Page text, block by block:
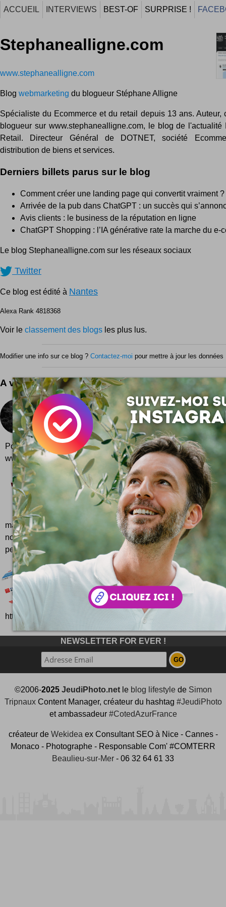
ACCUEIL INTERVIEWS BEST-OF SURPRISE !
Stephanealligne.com
www.stephanealligne.com
Blog webmarketing du blogueur Stéphane Alligne
Spécialiste du Ecommerce et du retail depuis 13 ans. Auteur,
blogueur sur www.stephanealligne.com, le blog de l'actualité
Retail. Directeur Général de DOTNET, société
distribution de biens et services.
Derniers billets parus sur le blog
Comment créer une landing page qui convertit vraiment ?
Arrivée de la pub dans ChatGPT : un succès qui
Avis clients : le business de la réputation en ligne
ChatGPT Shopping : l’IA générative rate la marche du e-
Le blog Stephanealligne.com sur les réseaux sociaux
Twitter
Ce blog est édité à Nantes
Alexa Rank 4818368
Voir le classement des blogs les plus lus.
Modifier une info sur ce blog ? Contactez-moi pour mettre à jour les données
A voir aussi ...
Fotonotes
Fotonotes permet d'annoter des images comme
un script PHP à télécharger gratuitement, avec une
Pour télécharger et installer Fotonotes sur votre serveur,
www.fotonotes.net
Mettez vos enfants au parfum !
Nougatine s'annonce comme le royaume des
un univers magique aux parfums gourmands !
marque #cosméto 100% française à la fraise. Balaise !
nous, vous l'auriez certainement remarqué, on est pas
petits, d'abord.
Scoopeo ferme le 6 mai
Info ou intox ? Le digg-like belge Scoopeo
service le 6 mai prochain Lu sur le blog officiel de
http://blog.scoopeo.com/2009/04/28/the-end-of-the-road/
NEWSLETTER FOR EVER !
©2006-2025 JeudiPhoto.netle blog lifestylede Simon
TripnauxContent Manager, créateur du hashtag #JeudiPhoto
et ambassadeur #CotedAzurFrance
créateur de Wekidea ex Consultant SEO à Nice - Cannes -
Monaco - Photographe - Responsable Com' #COMTERR
Beaulieu-sur-Mer - 06 32 64 61 33